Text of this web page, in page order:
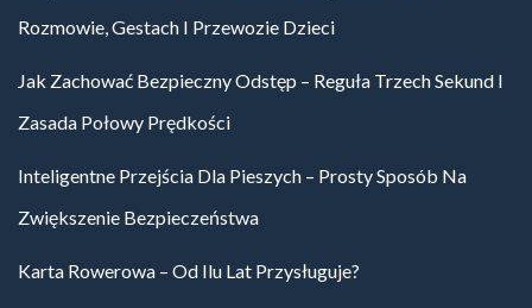
Rozmowie, Gestach I Przewozie Dzieci
Jak Zachować Bezpieczny Odstęp – Reguła Trzech Sekund I
Zasada Połowy Prędkości
Inteligentne Przejścia Dla Pieszych – Prosty Sposób Na
Zwiększenie Bezpieczeństwa
Karta Rowerowa – Od Ilu Lat Przysługuje?